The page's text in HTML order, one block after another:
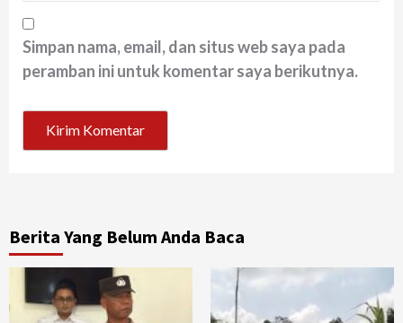
Simpan nama, email, dan situs web saya pada
peramban ini untuk komentar saya berikutnya.
Berita Yang Belum Anda Baca